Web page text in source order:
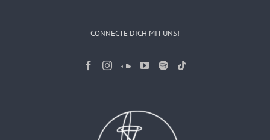
CONNECTE DICH MIT UNS!